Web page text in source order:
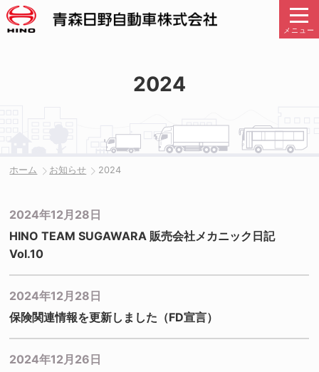
メニュー
2024
ホーム お知らせ 2024
2024年12月28日
HINO TEAM SUGAWARA 販売会社メカニック日記
Vol.10
2024年12月28日
保険関連情報を更新しました（FD宣言）
2024年12月26日